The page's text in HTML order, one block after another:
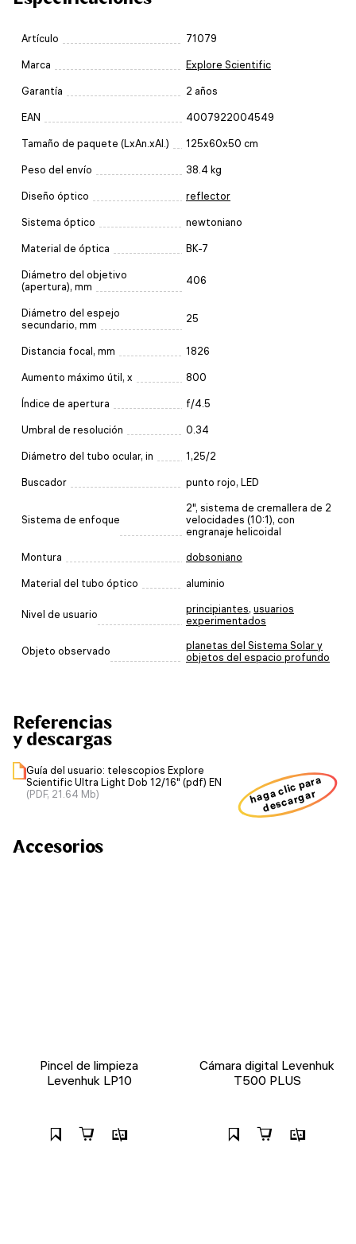
Artículo 71079
Marca Explore Scientific
Garantía 2 años
EAN 4007922004549
Tamaño de paquete (LxAn.xAl.) 125x60x50 cm
Peso del envío 38.4 kg
Diseño óptico reflector
Sistema óptico newtoniano
Material de óptica BK-7
Diámetro del objetivo
(apertura), mm
406
Diámetro del espejo
secundario, mm
25
Distancia focal, mm 1826
Aumento máximo útil, x 800
Índice de apertura f/4.5
Umbral de resolución 0.34
Diámetro del tubo ocular, in 1,25/2
Buscador punto rojo, LED
Sistema de enfoque
2", sistema de cremallera de 2
velocidades (10:1), con
engranaje helicoidal
Montura dobsoniano
Material del tubo óptico aluminio
Nivel de usuario principiantes, usuarios
experimentados
Objeto observado
planetas del Sistema Solar y
objetos del espacio profundo
Referencias
y descargas
Guía del usuario: telescopios Explore
Scientific Ultra Light Dob 12/16" (pdf) EN
(PDF, 21.64 Mb)
haga clic para
descargar
Accesorios
Pincel de limpieza
Levenhuk LP10
Cámara digital Levenhuk
T500 PLUS